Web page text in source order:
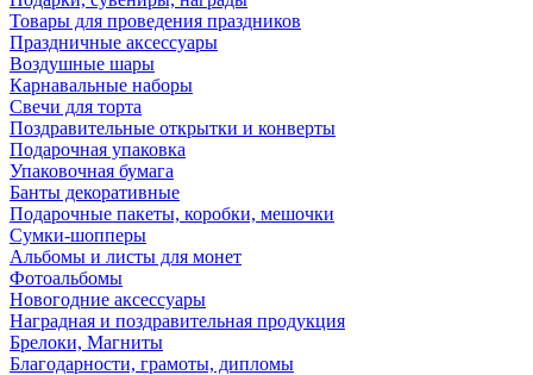
Товары для проведения праздников
Праздничные аксессуары
Воздушные шары
Карнавальные наборы
Свечи для торта
Поздравительные открытки и конверты
Подарочная упаковка
Упаковочная бумага
Банты декоративные
Подарочные пакеты, коробки, мешочки
Сумки-шопперы
Альбомы и листы для монет
Фотоальбомы
Новогодние аксессуары
Наградная и поздравительная продукция
Брелоки, Магниты
Благодарности, грамоты, дипломы